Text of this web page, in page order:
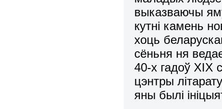
выказваючы
кутні камень
хоць
сёньня ня
40-х гадоў ХІХ
цэнтры
яны былі